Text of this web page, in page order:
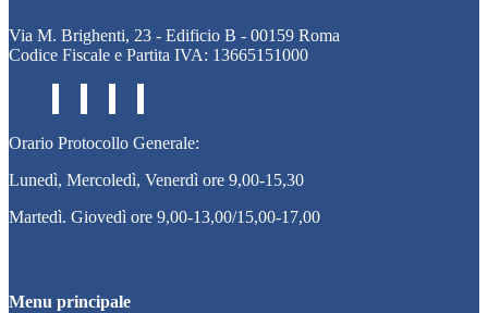
Via M. Brighenti, 23 - Edificio B - 00159 Roma
Codice Fiscale e Partita IVA: 13665151000
Orario Protocollo Generale:
Lunedì, Mercoledì, Venerdì ore 9,00-15,30
Martedì. Giovedì ore 9,00-13,00/15,00-17,00
Menu principale